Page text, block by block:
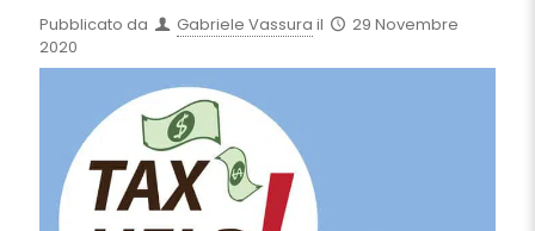
Pubblicato da Gabriele Vassura il
29 Novembre
2020